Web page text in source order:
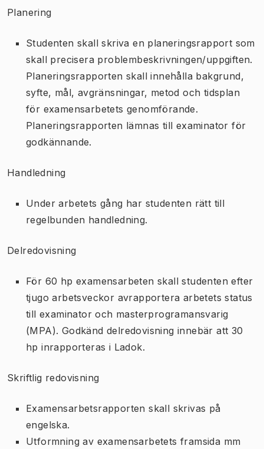
Planering
Studenten skall skriva en planeringsrapport som
skall precisera problembeskrivningen/uppgiften.
Planeringsrapporten skall innehålla bakgrund,
syfte, mål, avgränsningar, metod och tidsplan
för examensarbetets genomförande.
Planeringsrapporten lämnas till examinator för
godkännande.
Handledning
Under arbetets gång har studenten rätt till
regelbunden handledning.
Delredovisning
För 60 hp examensarbeten skall studenten efter
tjugo arbetsveckor avrapportera arbetets status
till examinator och masterprogramansvarig
(MPA). Godkänd delredovisning innebär att 30
hp inrapporteras i Ladok.
Skriftlig redovisning
Examensarbetsrapporten skall skrivas på
engelska.
Utformning av examensarbetets framsida mm